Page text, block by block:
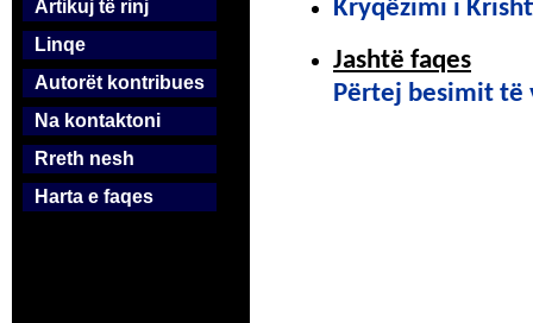
Artikuj të rinj
Linqe
Autorët kontribues
Na kontaktoni
Rreth nesh
Harta e faqes
Kryqëzimi i
Jashtë faqes
Përtej besimit të